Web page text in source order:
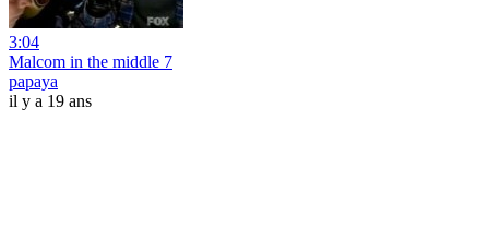
3:04
Malcom in the middle 7
papaya
il y a 19 ans